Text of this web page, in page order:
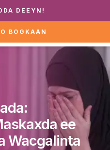
caawirka:
DEEYN!
BOGKAAN
ee
Wacgalinta